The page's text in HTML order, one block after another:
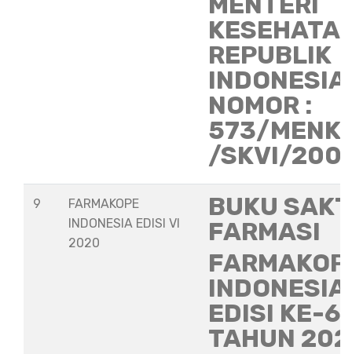
REPUBLIK
INDONESIA
NOMOR :
573/
/SKVI/
9
FARMAKOPE
INDONESIA EDISI VI
2020
BUKU
FARMASI
INDONESIA
EDISI KE-6
TAHUN